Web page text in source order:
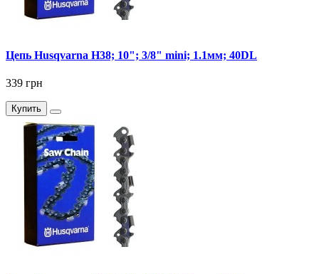
Цепь Husqvarna Н38; 10"; 3/8" mini; 1.1мм; 40DL
339 грн
Купить